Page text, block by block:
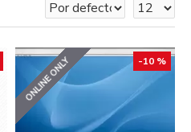
ONLINE ONLY -10 %